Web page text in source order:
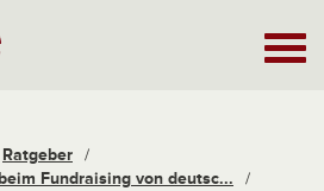
Ratgeber /
Fundraising von deutsc...
/